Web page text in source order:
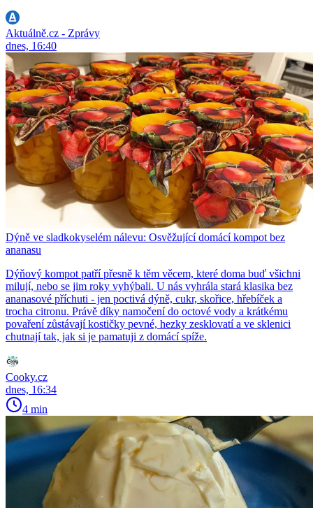
Aktuálně.cz - Zprávy
dnes, 16:40
Dýně ve sladkokyselém nálevu: Osvěžující domácí kompot bez
ananasu
Dýňový kompot patří přesně k těm věcem, které doma buď všichni
milují, nebo se jim roky vyhýbali. U nás vyhrála stará klasika bez
ananasové příchuti - jen poctivá dýně, cukr, skořice, hřebíček a
trocha citronu. Právě díky namočení do octové vody a krátkému
povaření zůstávají kostičky pevné, hezky zesklovatí a ve sklenici
chutnají tak, jak si je pamatuji z domácí spíže.
Cooky.cz
dnes, 16:34
4 min